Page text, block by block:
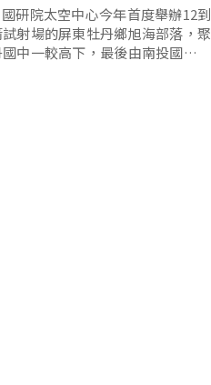
研院太空中心今年首度舉辦12到
射場的屏東牡丹鄉旭海部落，聚
中一較高下，最後由南投國小大